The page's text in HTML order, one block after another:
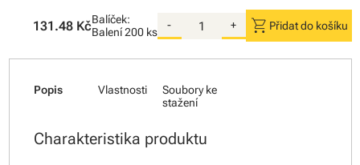
131.48 KčBalíček:
Balení200 ks
- + shopping_cart Přidat do košíku
Popis Vlastnosti
Soubory ke
stažení
Charakteristika produktu